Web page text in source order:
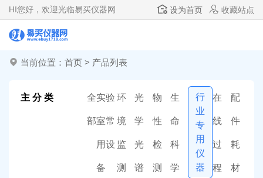
HI您好，欢迎光临易买仪器网 设为首页 收藏站点
当前位置： 首页 > 产品列表
主 分 类 全
部
实验
室常
用设
备
环
境
监
测
光
学
光
谱
物
性
检
测
生
命
科
学
行
业
专
用
仪
器
在
线
过
程
配
件
耗
材